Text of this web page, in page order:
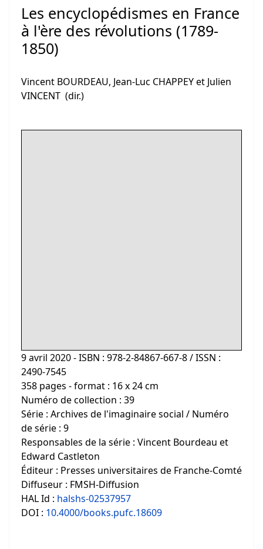
Les encyclopédismes en France
à l'ère des révolutions (1789-
1850)
Vincent BOURDEAU, Jean-Luc CHAPPEY et Julien
VINCENT (dir.)
9 avril 2020 - ISBN : 978-2-84867-667-8 / ISSN :
2490-7545
358 pages - format : 16 x 24 cm
Numéro de collection : 39
Série : Archives de l'imaginaire social / Numéro
de série : 9
Responsables de la série : Vincent Bourdeau et
Edward Castleton
Éditeur : Presses universitaires de Franche-Comté
Diffuseur : FMSH-Diffusion
HAL Id : halshs-02537957
DOI : 10.4000/books.pufc.18609